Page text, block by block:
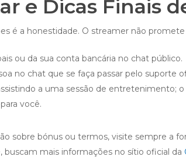
e Dicas Finais
é a honestidade. O streamer não
ou da sua conta bancária no chat público.
no chat que se faça passar pelo suporte
a uma sessão de entretenimento;
você.
sobre bónus ou termos, visite sempre a
buscam mais informações no sítio oficial da